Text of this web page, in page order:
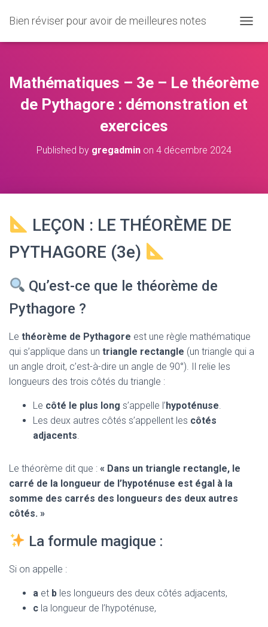
Bien réviser pour avoir de meilleures notes
U
R
F
Mathématiques – 3e – Le théorème
de Pythagore : démonstration et
exercices
Published by gregadmin on 4 décembre 2024
LEÇON : LE THÉORÈME DE
PYTHAGORE (3e)
Qu’est-ce que le théorème de
Pythagore ?
Le théorème de Pythagore est une règle mathématique
qui s’applique dans un triangle rectangle (un triangle qui a
un angle droit, c’est-à-dire un angle de 90°). Il relie les
longueurs des trois côtés du triangle :
Le côté le plus long s’appelle l’hypoténuse.
Les deux autres côtés s’appellent les côtés
adjacents.
Le théorème dit que : « Dans un triangle rectangle, le
carré de la longueur de l’hypoténuse est égal à la
somme des carrés des longueurs des deux autres
côtés. »
La formule magique :
Si on appelle :
a et b les longueurs des deux côtés adjacents,
c la longueur de l’hypoténuse,